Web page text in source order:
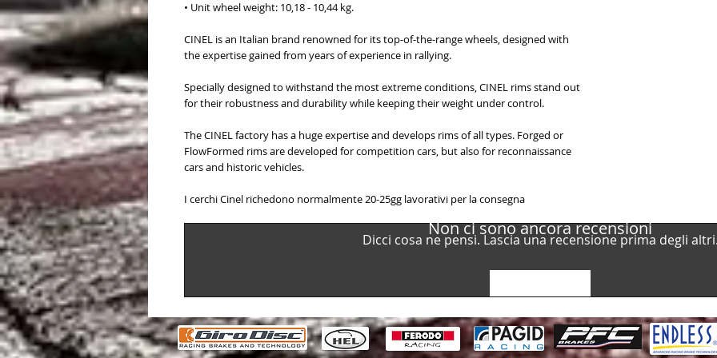
• Unit wheel weight: 10,18 - 10,44 kg.
CINEL is an Italian brand renowned for its top-of-the-range wheels, designed with
the expertise gained from years of experience in rallying.
Specially designed to withstand the most extreme conditions, CINEL rims stand out
for their robustness and durability while keeping their weight under control.
The CINEL factory has a huge expertise and develops rims of all types. Forged or
FlowFormed rims are developed for competition cars, but also for reconnaissance
cars and historic vehicles.
I cerchi Cinel richedono normalmente 20-25gg lavorativi per la consegna
Non ci sono ancora recensioni
Dicci cosa ne pensi. Lascia una recensione prima degli